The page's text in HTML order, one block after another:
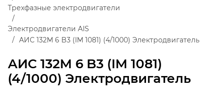
АИС 132M 6 B3 (IM 1081)
(4/1000) Электродвигатель
Трехфазные электродвигатели
Электродвигатели AIS
АИС 132M 6 B3 (IM 1081) (4/1000) Электродвигатель